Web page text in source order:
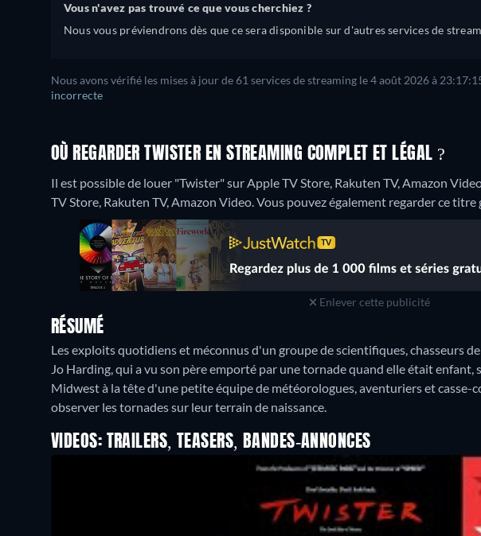
Vous n'avez pas trouvé ce que vous cherchiez ?
Nous vous préviendrons dès que ce sera disponible sur d'autres services de
Nous avons vérifié les mises à jour de 61 services de streaming le 4 août 2026 à
incorrecte
OÙ REGARDER TWISTER EN STREAMING COMPLET ET LÉGAL ?
Il est possible de louer "Twister" sur Apple TV Store, Rakuten TV, Amazon
TV Store, Rakuten TV, Amazon Video.Vous pouvez également regarder ce
Enlever cette publicité
RÉSUMÉ
Les exploits quotidiens et méconnus d'un groupe de scientifiques, chasseurs
Jo Harding, qui a vu son père emporté par une tornade quand elle était
Midwest à la tête d'une petite équipe de météorologues, aventuriers et casse-
observer les tornades sur leur terrain de naissance.
VIDEOS: TRAILERS, TEASERS, BANDES-ANNONCES